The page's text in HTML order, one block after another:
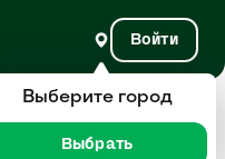
Войти
Отзывы
Выберите город
Выбрать